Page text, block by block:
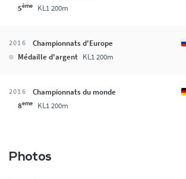
5ème KL1 200m
2016 Championnats d'Europe
Médaille d'argent KL1 200m
2016 Championnats du monde
8eme KL1 200m
Photos